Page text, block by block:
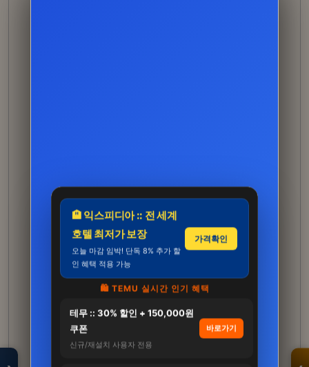
🏨 익스피디아 :: 전 세계
호텔 최저가 보장
오늘 마감 임박! 단독 8% 추가 할
인 혜택 적용 가능
가격확인
🛍️ TEMU 실시간 인기 혜택
테무 :: 30% 할인 + 150,000원
쿠폰
신규/재설치 사용자 전용
바로가기